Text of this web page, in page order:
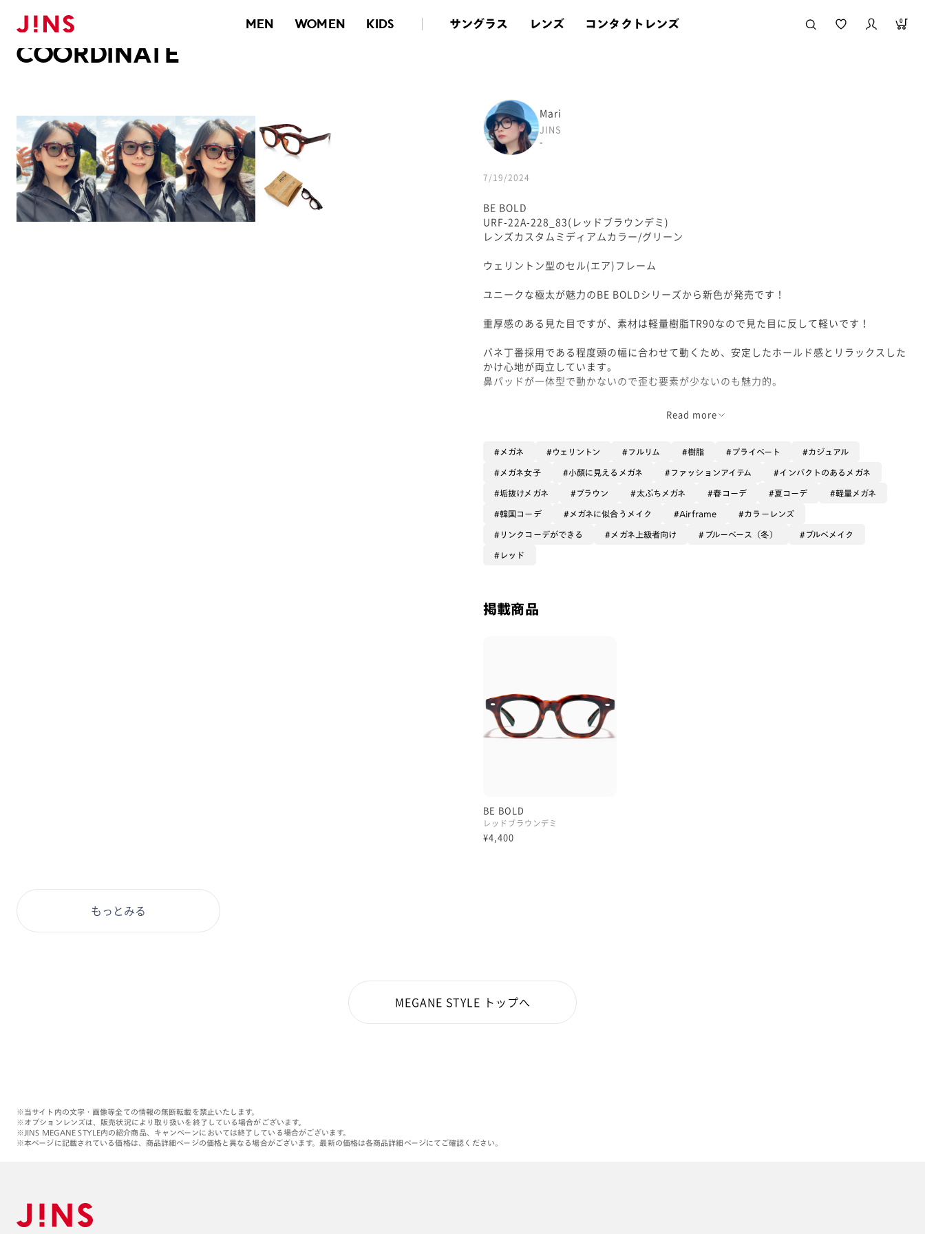
MEN WOMEN KIDS サングラス レンズ コンタクトレンズ 0
メガネのJINS TOP
COORDINATE
Mari
JINS
-
7/19/2024
BE BOLD
URF-22A-228_83(レッドブラウンデミ)
レンズカスタムミディアムカラー/グリーン
ウェリントン型のセル(エア)フレーム
ユニークな極太が魅力のBE BOLDシリーズから新色が発売です！
重厚感のある見た目ですが、素材は軽量樹脂TR90なので見た目に反して軽いです！
バネ丁番採用である程度頭の幅に合わせて動くため、安定したホールド感とリラックスした
かけ心地が両立しています。
鼻パッドが一体型で動かないので歪む要素が少ないのも魅力的。
JINSのメガネでは7枚仕様の丁番はあまり見ないので、ゴツかっこいいですね！
伊達メガネ感たっぷりでコーディネートのワンポイントに最適◎
い方にもオススメです！
受注可能な範囲なら、十中八九はみ出ないです！
レンズはカラーレンズ【グリーン】をカスタム。
フレームの赤×レンズのグリーンでメリハリ効いた仕上がりです！
ティング】の重ねがけも◎
Read more
メガネ ウェリントン フルリム 樹脂 プライベート カジュアル
メガネ女子 小顔に見えるメガネ ファッションアイテム インパクトのあるメガネ
垢抜けメガネ ブラウン 太ぶちメガネ 春コーデ 夏コーデ 軽量メガネ
韓国コーデ メガネに似合うメイク Airframe カラーレンズ
リンクコーデができる メガネ上級者向け ブルーベース（冬） ブルベメイク
レッド
掲載商品
BE BOLD
レッドブラウンデミ
¥4,400
もっとみる
MEGANE STYLE トップへ
※当サイト内の文字・画像等全ての情報の無断転載を禁止いたします。
※オプションレンズは、販売状況により取り扱いを終了している場合がございます。
※JINS MEGANE STYLE内の紹介商品、キャンペーンにおいては終了している場合がございます。
※本ページに記載されている価格は、商品詳細ページの価格と異なる場合がございます。最新の価格は各商品詳細ページにてご確認ください。